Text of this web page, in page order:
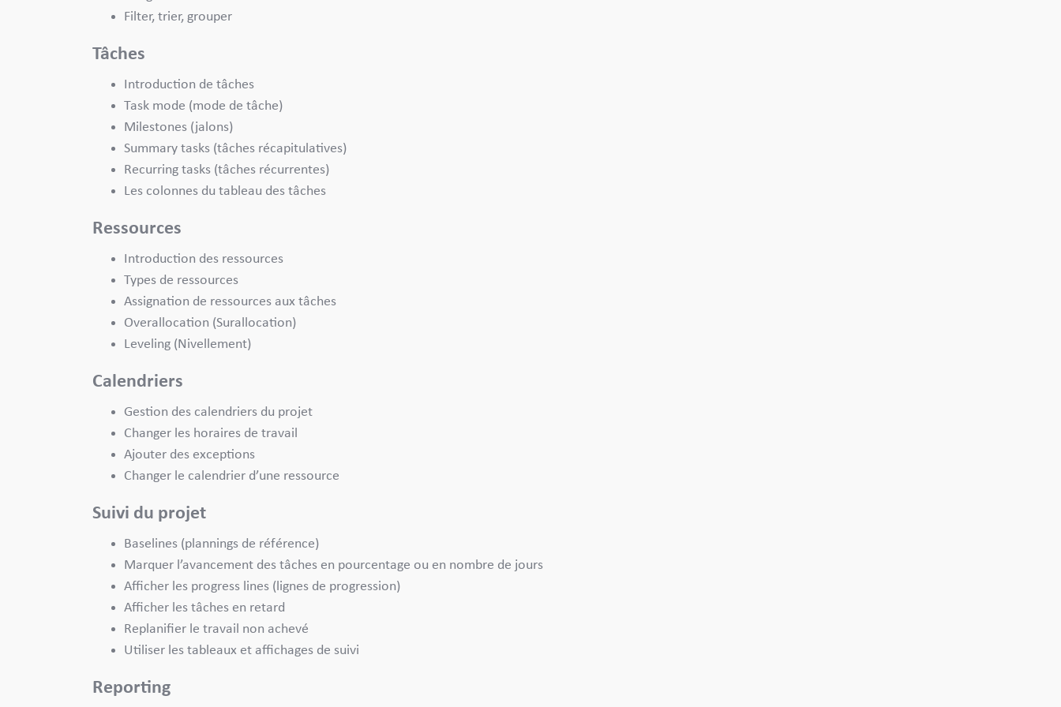
Filter, trier, grouper
Tâches
Introduction de tâches
Task mode (mode de tâche)
Milestones (jalons)
Summary tasks (tâches récapitulatives)
Recurring tasks (tâches récurrentes)
Les colonnes du tableau des tâches
Ressources
Introduction des ressources
Types de ressources
Assignation de ressources aux tâches
Overallocation (Surallocation)
Leveling (Nivellement)
Calendriers
Gestion des calendriers du projet
Changer les horaires de travail
Ajouter des exceptions
Changer le calendrier d’une ressource
Suivi du projet
Baselines (plannings de référence)
Marquer l’avancement des tâches en pourcentage ou en nombre de jours
Afficher les progress lines (lignes de progression)
Afficher les tâches en retard
Replanifier le travail non achevé
Utiliser les tableaux et affichages de suivi
Reporting